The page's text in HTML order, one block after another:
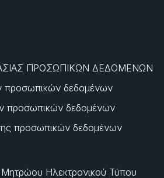
ΠΡΟΣΩΠΙΚΩΝ ΔΕΔΟΜΕΝΩΝ
προσωπικών δεδομένων
προσωπικών δεδομένων
προσωπικών δεδομένων
Ηλεκτρονικού Τύπου